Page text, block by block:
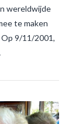
wereldwijde
te maken
9/11/2001,